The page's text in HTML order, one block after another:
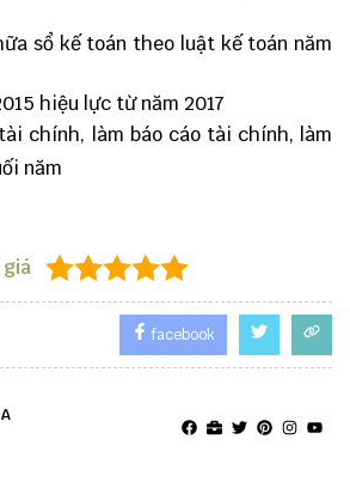
sổ kế toán theo luật kế toán năm
hiệu lực từ năm 2017
chính, làm báo cáo tài chính, làm
năm
facebook